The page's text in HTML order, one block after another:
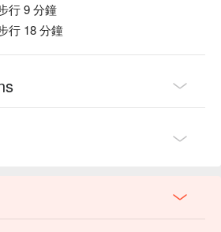
行 9 分鐘
行 18 分鐘